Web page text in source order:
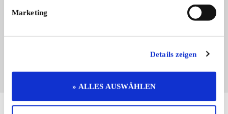
Marketing
Details zeigen
» ALLES AUSWÄHLEN
Sie vertreten dieses Unternehmen? Übernehmen Sie
ergänzen und für sich zu nutzen: